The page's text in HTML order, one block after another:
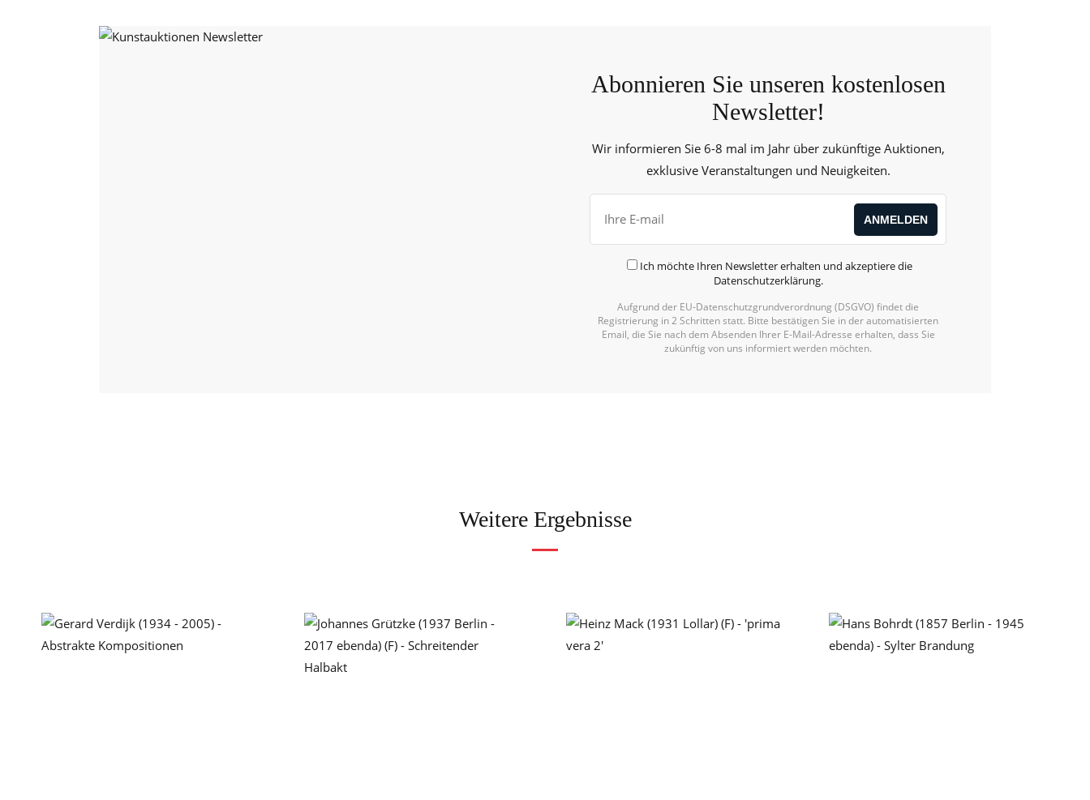
Abonnieren Sie unseren kostenlosen
Newsletter!
Wir informieren Sie 6-8 mal im Jahr über zukünftige Auktionen,
exklusive Veranstaltungen und Neuigkeiten.
Ich möchte Ihren Newsletter erhalten und akzeptiere die
Datenschutzerklärung.
Aufgrund der EU-Datenschutzgrundverordnung (DSGVO) findet die
Registrierung in 2 Schritten statt. Bitte bestätigen Sie in der automatisierten
Email, die Sie nach dem Absenden Ihrer E-Mail-Adresse erhalten, dass Sie
zukünftig von uns informiert werden möchten.
Weitere Ergebnisse